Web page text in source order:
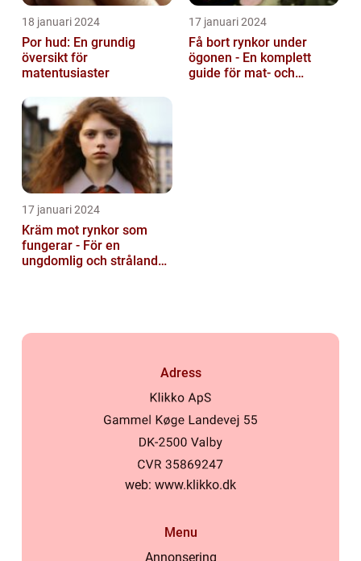
18 januari 2024
Por hud: En grundig
översikt för
matentusiaster
17 januari 2024
Få bort rynkor under
ögonen - En komplett
guide för mat- och
17 januari 2024
Kräm mot rynkor som
fungerar - För en
ungdomlig och strålande
Adress
web: www.klikko.dk
Menu
Annonsering